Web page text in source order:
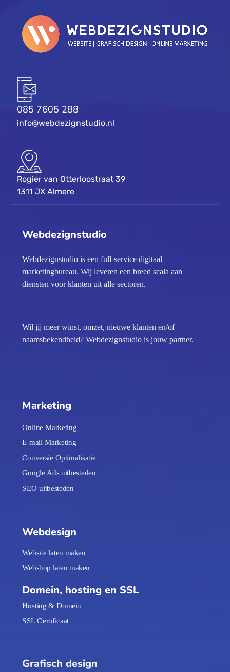
085 7605 288
info@webdezignstudio.nl
Rogier van Otterloostraat 39
1311 JX Almere
Webdezignstudio
Webdezignstudio is een full-service digitaal
marketingbureau. Wij leveren een breed scala aan
diensten voor klanten uit alle sectoren.
Wil jij meer winst, omzet, nieuwe klanten en/of
naamsbekendheid? Webdezignstudio is jouw partner.
Marketing
Online Marketing
E-mail Marketing
Conversie Optimalisatie
Google Ads uitbesteden
SEO uitbesteden
Webdesign
Website laten maken
Webshop laten maken
Domein, hosting en SSL
Hosting & Domein
SSL Certificaat
Grafisch design